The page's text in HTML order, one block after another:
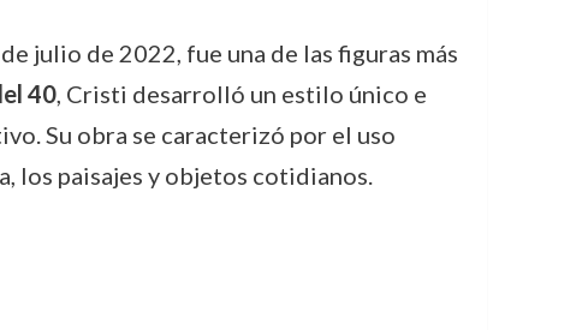
julio de 2022, fue una de las figuras más
40, Cristi desarrolló un estilo único e
Su obra se caracterizó por el uso
los paisajes y objetos cotidianos.